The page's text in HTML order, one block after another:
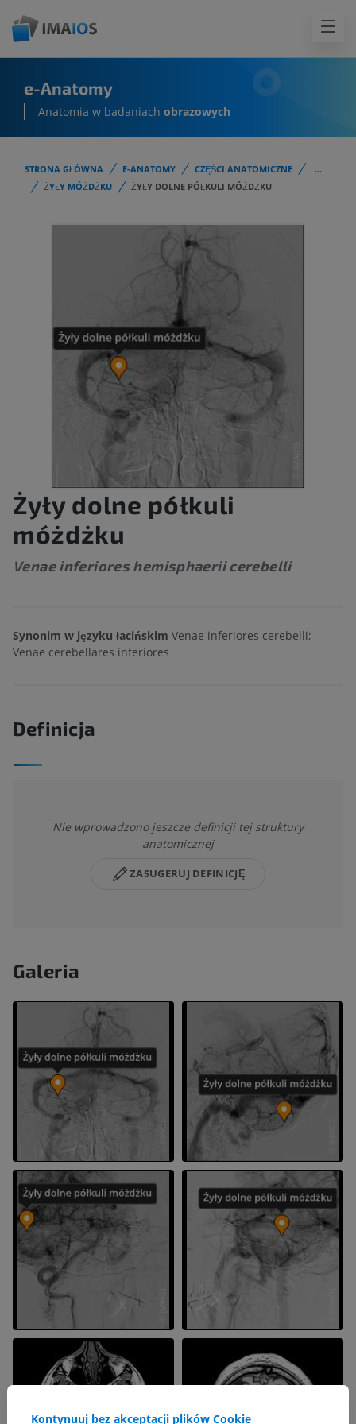
e-Anatomy
Anatomia w badaniach obrazowych
STRONA GŁÓWNA E-ANATOMY CZĘŚCI ANATOMICZNE
...
ŻYŁY MÓŻDŻKU
ŻYŁY DOLNE PÓŁKULI MÓŻDŻKU
Żyły dolne półkuli
móżdżku
Venae inferiores hemisphaerii cerebelli
Synonim w języku łacińskim Venae inferiores cerebelli;
Venae cerebellares inferiores
Definicja
Nie wprowadzono jeszcze definicji tej struktury
anatomicznej
ZASUGERUJ DEFINICJĘ
Galeria
Kontynuuj bez akceptacji plików Cookie